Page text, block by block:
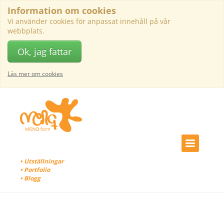
Information om cookies
Vi använder cookies för anpassat innehåll på vår
webbplats.
Ok, jag fattar
Läs mer om cookies
• Utställningar
• Portfolio
• Blogg